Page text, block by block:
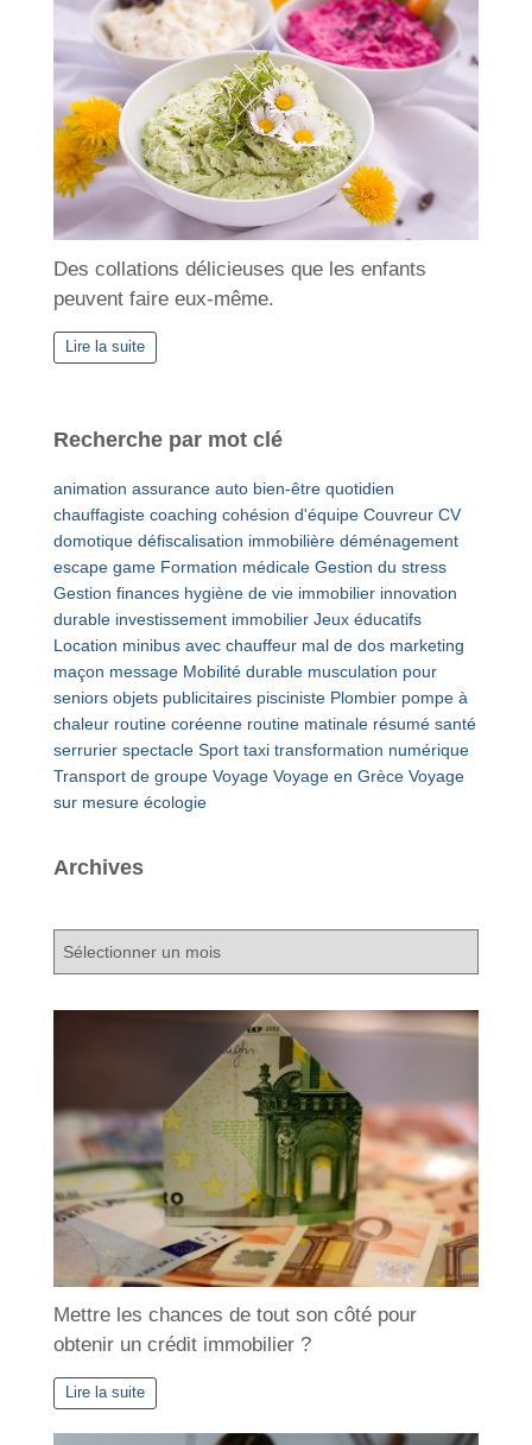
Des collations délicieuses que les enfants
peuvent faire eux-même.
Lire la suite
Recherche par mot clé
animation assurance auto bien-être quotidien
chauffagiste coaching cohésion d'équipe Couvreur CV
domotique défiscalisation immobilière déménagement
escape game Formation médicale Gestion du stress
Gestion finances hygiène de vie immobilier innovation
durable investissement immobilier Jeux éducatifs
Location minibus avec chauffeur mal de dos marketing
maçon message Mobilité durable musculation pour
seniors objets publicitaires pisciniste Plombier pompe à
chaleur routine coréenne routine matinale résumé santé
serrurier spectacle Sport taxi transformation numérique
Transport de groupe Voyage Voyage en Grèce Voyage
sur mesure écologie
Archives
A
c
Mettre les chances de tout son côté pour
obtenir un crédit immobilier ?
Lire la suite